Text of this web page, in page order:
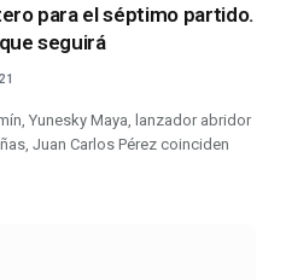
para el séptimo partido.
seguirá
Yunesky Maya, lanzador abridor
Juan Carlos Pérez coinciden